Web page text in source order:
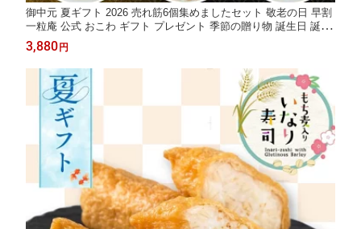
御中元 夏ギフト 2026 売れ筋6個集めましたセット 敬老の日 早割
一粒庵 公式 おこわ ギフト プレゼント 季節の贈り物 誕生日 誕生
日プレゼント ギフト 御礼 お礼 御祝 お祝い 御祝 内祝い 内祝 御
返し お返し お祝い返し 御見舞 御挨拶 ごあいさつ 粗品 寸志 志
3,880 円